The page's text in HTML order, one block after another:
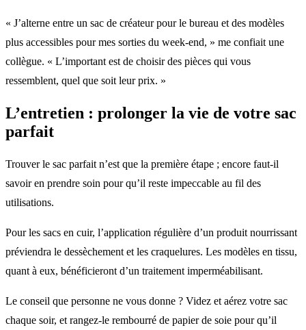
« J’alterne entre un sac de créateur pour le bureau et des modèles
plus accessibles pour mes sorties du week-end, » me confiait une
collègue. « L’important est de choisir des pièces qui vous
ressemblent, quel que soit leur prix. »
L’entretien : prolonger la vie de votre sac
parfait
Trouver le sac parfait n’est que la première étape ; encore faut-il
savoir en prendre soin pour qu’il reste impeccable au fil des
utilisations.
Pour les sacs en cuir, l’application régulière d’un produit nourrissant
préviendra le dessèchement et les craquelures. Les modèles en tissu,
quant à eux, bénéficieront d’un traitement imperméabilisant.
Le conseil que personne ne vous donne ? Videz et aérez votre sac
chaque soir, et rangez-le rembourré de papier de soie pour qu’il